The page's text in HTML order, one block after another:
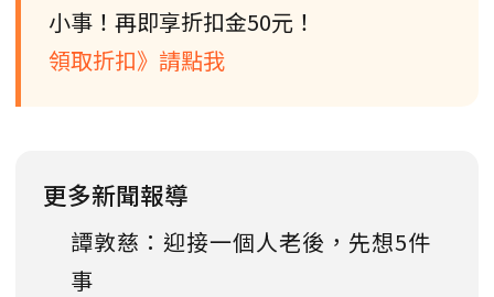
小事！再即享折扣金50元！
領取折扣》請點我
更多新聞報導
譚敦慈：迎接一個人老後，先想5件
事